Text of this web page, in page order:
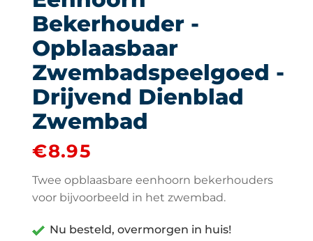
Bekerhouder -
Opblaasbaar
Zwembadspeelgoed -
Drijvend Dienblad
Zwembad
€8.95
Twee opblaasbare eenhoorn bekerhouders
voor bijvoorbeeld in het zwembad.
Nu besteld, overmorgen in huis!